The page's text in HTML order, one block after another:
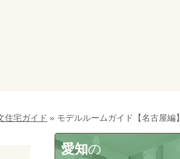
住宅ガイド » モデルルームガイド【名古屋編】
愛知の